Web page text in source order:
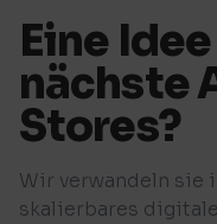
Eine
nächste
Stores?
Wir verwandeln sie
skalierbares